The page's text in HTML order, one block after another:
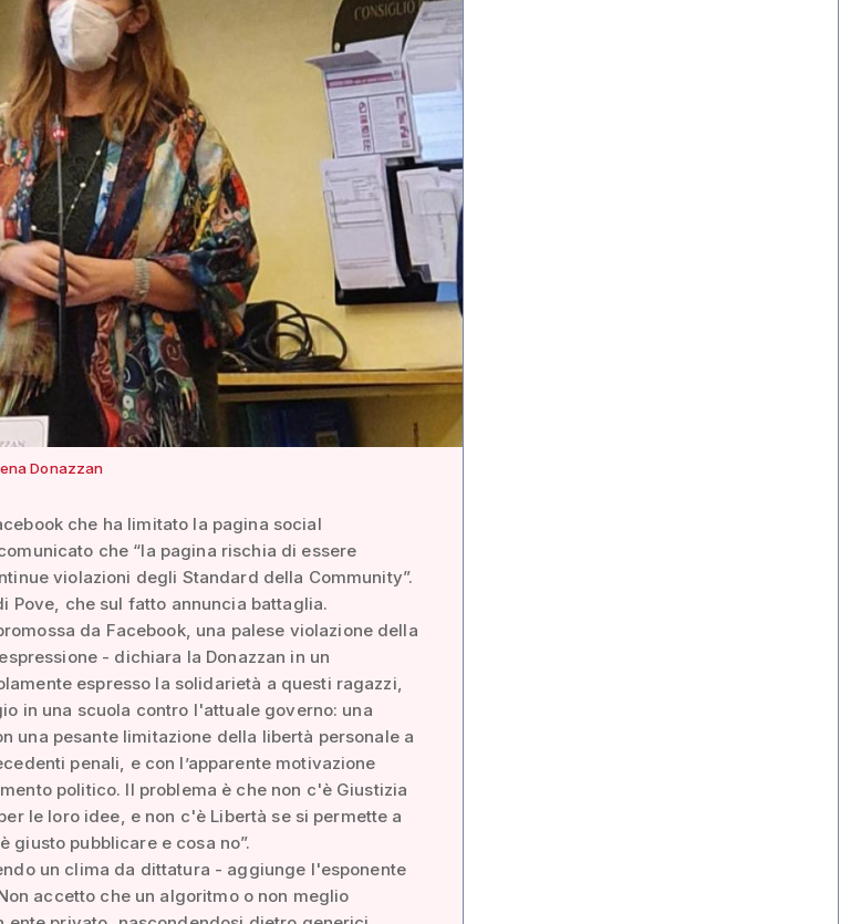
Donazzan
che ha limitato la pagina social
che “la pagina rischia di essere
violazioni degli Standard della Community”.
Pove, che sul fatto annuncia battaglia.
da Facebook, una palese violazione della
- dichiara la Donazzan in un
espresso la solidarietà a questi ragazzi,
in una scuola contro l'attuale governo: una
una pesante limitazione della libertà personale a
penali, e con l’apparente motivazione
politico. Il problema è che non c'è Giustizia
le loro idee, e non c'è Libertà se si permette a
giusto pubblicare e cosa no”.
un clima da dittatura - aggiunge l'esponente
accetto che un algoritmo o non meglio